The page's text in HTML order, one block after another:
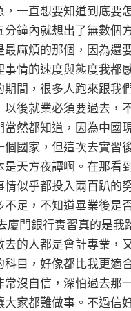
，一直想要知道到底要
分鐘內就想出了無數個
最麻煩的那個，因為還
情的速度與態度我都
期間，很多人跑來跟我
以後就業必須要過去，
當然都知道，因為中國
個國家，但這次去實習
是天方夜譚啊。在那看
情似乎都投入兩百趴的
不足，不知道畢業後是
廈門銀行實習真的是我
去的人都是會計專業，
目，好像都比我更適
常沒自信，深怕過去那
大家都難做事。不過信